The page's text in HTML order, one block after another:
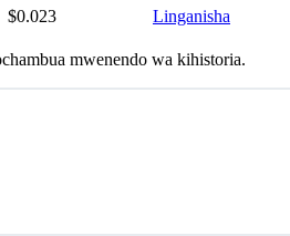
$0.023 Linganisha
mwenendo wa kihistoria.